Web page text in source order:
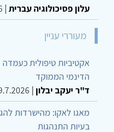
הדינמי הממוקד
ד"ר יעקב יבלון|
יֵשׁ מַשֶּׁהוּ אַחֲרֵי הֶחָלָל, יֶלֶד,
עלון פסיכולוגיה עברית
מעוררי עניין
אקטיביות טיפולית כעמדה
הדינמי הממוקד